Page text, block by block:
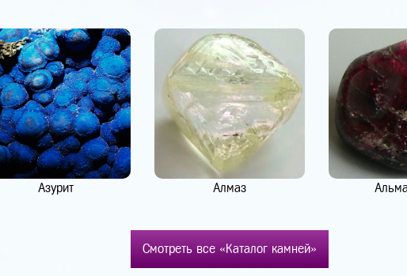
Азурит Алмаз
Смотреть все «Каталог камней»